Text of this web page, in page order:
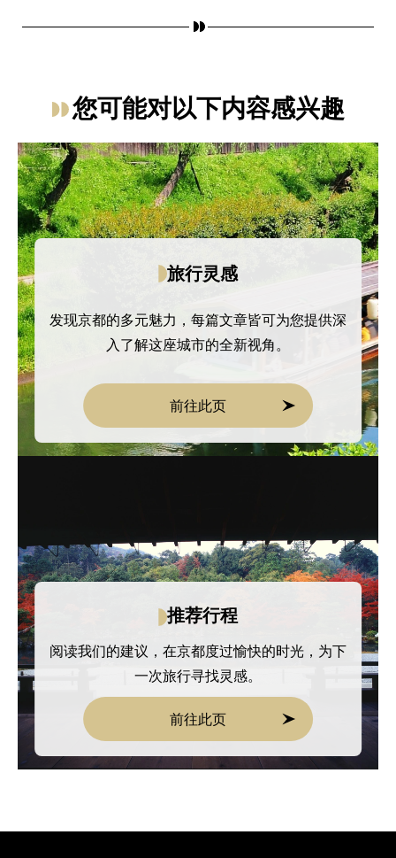
您可能对以下内容感兴趣
旅行灵感
发现京都的多元魅力，每篇文章皆可为您提供深
入了解这座城市的全新视角。
前往此页
推荐行程
阅读我们的建议，在京都度过愉快的时光，为下
一次旅行寻找灵感。
前往此页